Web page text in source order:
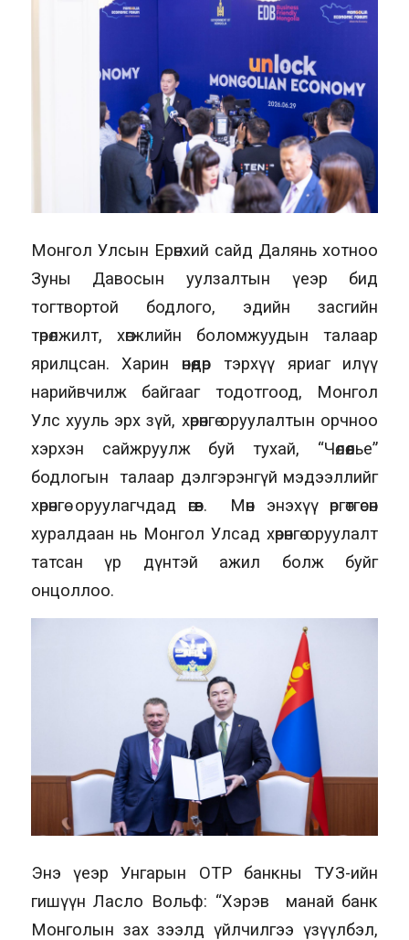
Монгол Улсын Ерөнхий сайд Далянь хотноо
Зуны Давосын уулзалтын үеэр бид
тогтвортой бодлого, эдийн засгийн
төрөлжилт, хөгжлийн боломжуудын талаар
ярилцсан. Харин өнөөдөр тэрхүү яриаг илүү
нарийвчилж байгааг тодотгоод, Монгол
Улс хууль эрх зүй, хөрөнгө оруулалтын орчноо
хэрхэн сайжруулж буй тухай, “Чөлөөлье”
бодлогын талаар дэлгэрэнгүй мэдээллийг
хөрөнгө оруулагчдад өгөв. Мөн энэхүү өргөтгөсөн
хуралдаан нь Монгол Улсад хөрөнгө оруулалт
татсан үр дүнтэй ажил болж буйг
онцоллоо.
Энэ үеэр Унгарын OTP банкны ТУЗ-ийн
гишүүн Ласло Вольф: “Хэрэв манай банк
Монголын зах зээлд үйлчилгээ үзүүлбэл,